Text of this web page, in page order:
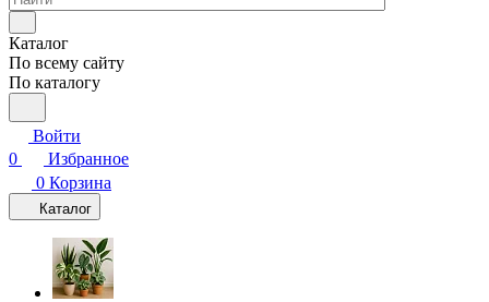
Каталог
По всему сайту
По каталогу
Войти
0
Избранное
0 Корзина
Каталог